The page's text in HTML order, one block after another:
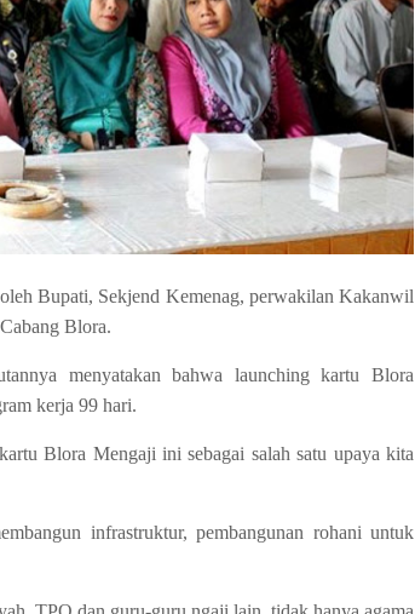
Bupati, Sekjend Kemenag, perwakilan Kakanwil
Blora.
menyatakan bahwa launching kartu Blora
kerja 99 hari.
Blora Mengaji ini sebagai salah satu upaya kita
infrastruktur, pembangunan rohani untuk